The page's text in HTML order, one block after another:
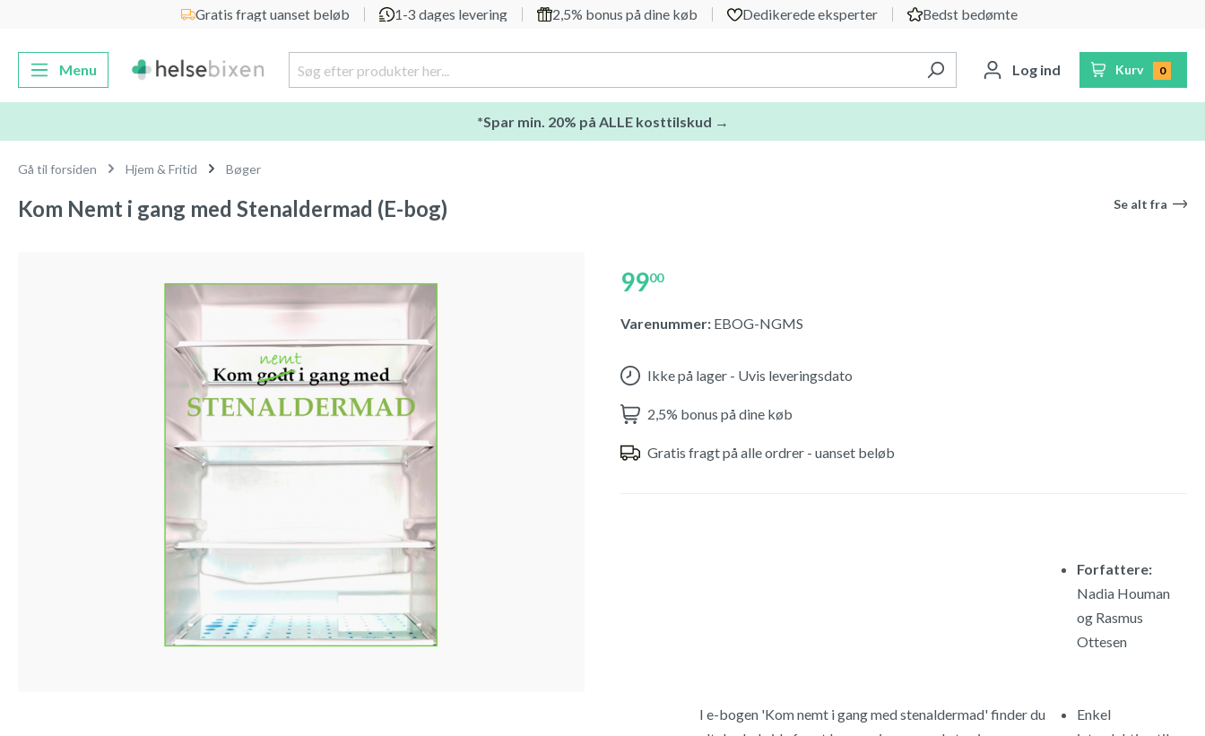
Gå til hovednavigationGratis fragt uanset beløb 1-3 dages levering 2,5% bonus på dine køb Dedikerede eksperter Bedst bedømte
Menu Log ind Kurv 0
*Spar min. 20% på ALLE kosttilskud →
Gå til forsiden Hjem & Fritid Bøger
Kom Nemt i gang med Stenaldermad (E-bog) Se alt fra
9900
Varenummer: EBOG-NGMS
Ikke på lager - Uvis leveringsdato
2,5% bonus på dine køb
Gratis fragt på alle ordrer - uanset beløb
I e-bogen 'Kom nemt i gang med stenaldermad' finder du
Forfattere:
Nadia Houman
og Rasmus
Ottesen
Enkel